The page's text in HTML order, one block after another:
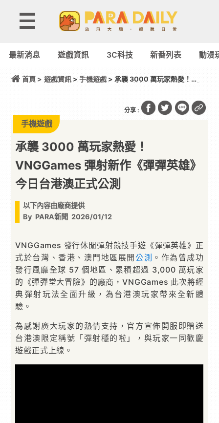
最新消息 遊戲資訊 3C科技 新番列表 動漫
首頁 > 遊戲資訊> 手機遊戲> 承襲 3000 萬玩家熱愛！
分享 :
手機遊戲
承襲 3000 萬玩家熱愛！
VNGGames 彈射新作《彈彈英雄》
今日台港澳正式公測
以下內容由廠商提供
By PARA新聞 2026/01/12
VNGGames 發行休閒彈射競技手遊《彈彈英雄》正
式於台灣、香港、澳門地區展開公測 。作為曾成功
發行風靡全球 57 個地區、累積超過 3,000 萬玩家
的《彈彈堂大冒險》的廠商，VNGGames 此次將經
典彈射玩法全面升級，為台港澳玩家帶來全新體
驗。
為感謝廣大玩家的熱情支持，官方宣佈開服即贈送
台港澳限定稱號「彈射穩的啦」，與玩家一同歡慶
遊戲正式上線。